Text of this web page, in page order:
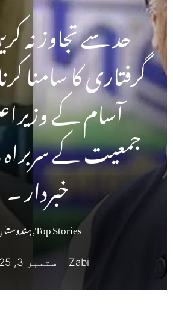
حد سے تجاوز نہ
گرفتاری کا سامنا
آسام کے
جمعیت کے سربراہ
خبردار ۔
Top Stories
,
Zabi ستمبر 3, 2025